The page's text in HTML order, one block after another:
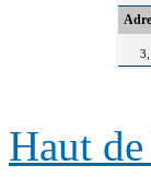
Haut